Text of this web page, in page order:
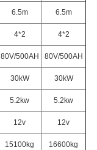
6.5m
6.5m
4*2
4*2
80V/500AH
80V/500AH
30kW
30kW
5.2kw
5.2kw
12v
12v
15100kg 16600kg